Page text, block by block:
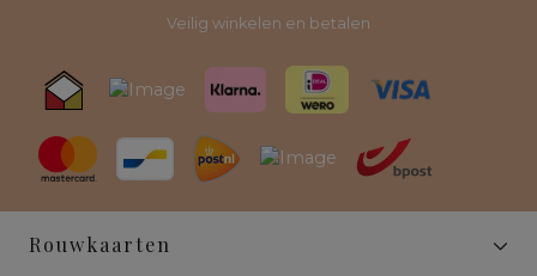
Veilig winkelen en betalen
Rouwkaarten